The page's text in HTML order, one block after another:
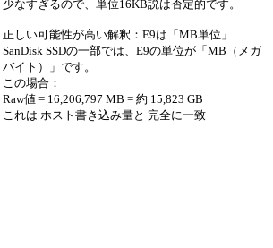
少なすぎるので、単位16KB説は否定的です。
正しい可能性が高い解釈：E9は「MB単位」
SanDisk SSDの一部では、E9の単位が「MB（メガ
バイト）」です。
この場合：
Raw値 = 16,206,797 MB = 約 15,823 GB
これは ホスト書き込み量と 完全に一致